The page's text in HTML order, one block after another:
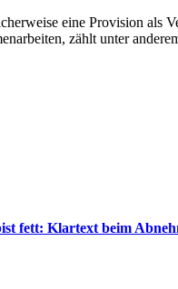
eine Provision als
zählt unter
fett: Klartext beim